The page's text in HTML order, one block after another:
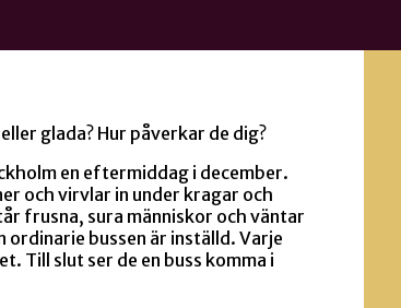
glada? Hur påverkar de dig?
en eftermiddag i december.
och virvlar in under kragar och
frusna, sura människor och väntar
ordinarie bussen är inställd. Varje
Till slut ser de en buss komma i